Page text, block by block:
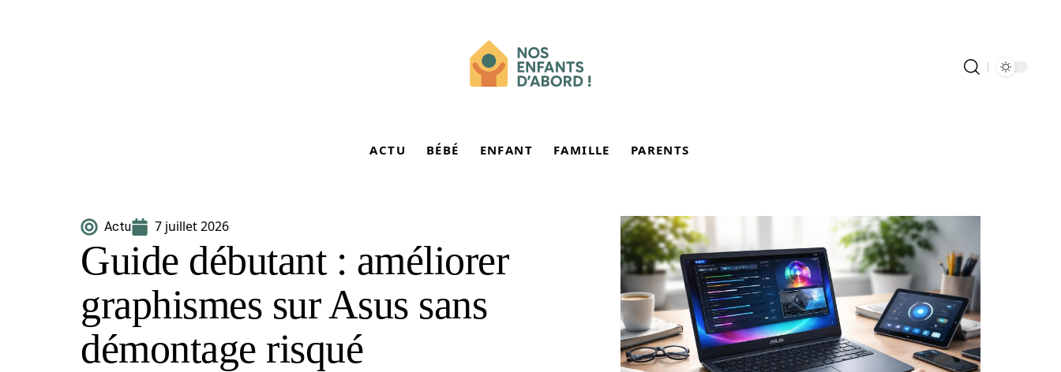
ACTU BÉBÉ ENFANT FAMILLE PARENTS
Actu 7 juillet 2026
Guide débutant : améliorer
graphismes sur Asus sans
démontage risqué